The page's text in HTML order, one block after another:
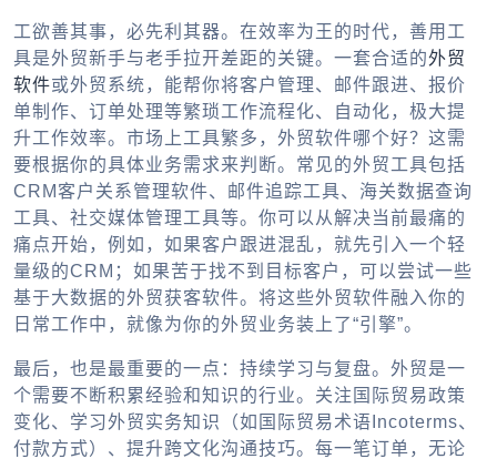
工欲善其事，必先利其器。在效率为王的时代，善用工
具是外贸新手与老手拉开差距的关键。一套合适的外贸
软件或外贸系统 ，能帮你将客户管理、邮件跟进、报价
单制作、订单处理等繁琐工作流程化、自动化，极大提
升工作效率。市场上工具繁多， 外贸软件哪个好？这需
要根据你的具体业务需求来判断。常见的外贸工具包括
CRM客户关系管理软件、邮件追踪工具、海关数据查询
工具、社交媒体管理工具等。你可以从解决当前最痛的
痛点开始，例如，如果客户跟进混乱，就先引入一个轻
量级的CRM；如果苦于找不到目标客户，可以尝试一些
基于大数据的外贸获客软件。将这些外贸软件融入你的
日常工作中，就像为你的外贸业务装上了“引擎”。
最后，也是最重要的一点：持续学习与复盘。外贸是一
个需要不断积累经验和知识的行业。关注国际贸易政策
变化、学习外贸实务知识（如国际贸易术语Incoterms、
付款方式）、提升跨文化沟通技巧。每一笔订单，无论